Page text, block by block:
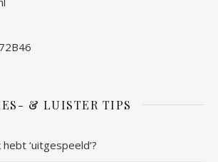
& LUISTER TIPS
‘uitgespeeld’?